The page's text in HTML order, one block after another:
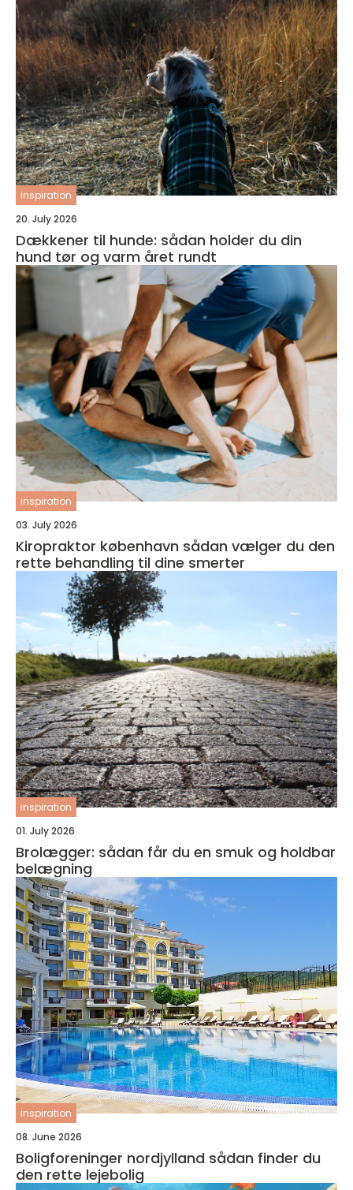
inspiration
20. July 2026
Dækkener til hunde: sådan holder du din
hund tør og varm året rundt
inspiration
03. July 2026
Kiropraktor københavn sådan vælger du den
rette behandling til dine smerter
inspiration
01. July 2026
Brolægger: sådan får du en smuk og holdbar
belægning
inspiration
08. June 2026
Boligforeninger nordjylland sådan finder du
den rette lejebolig